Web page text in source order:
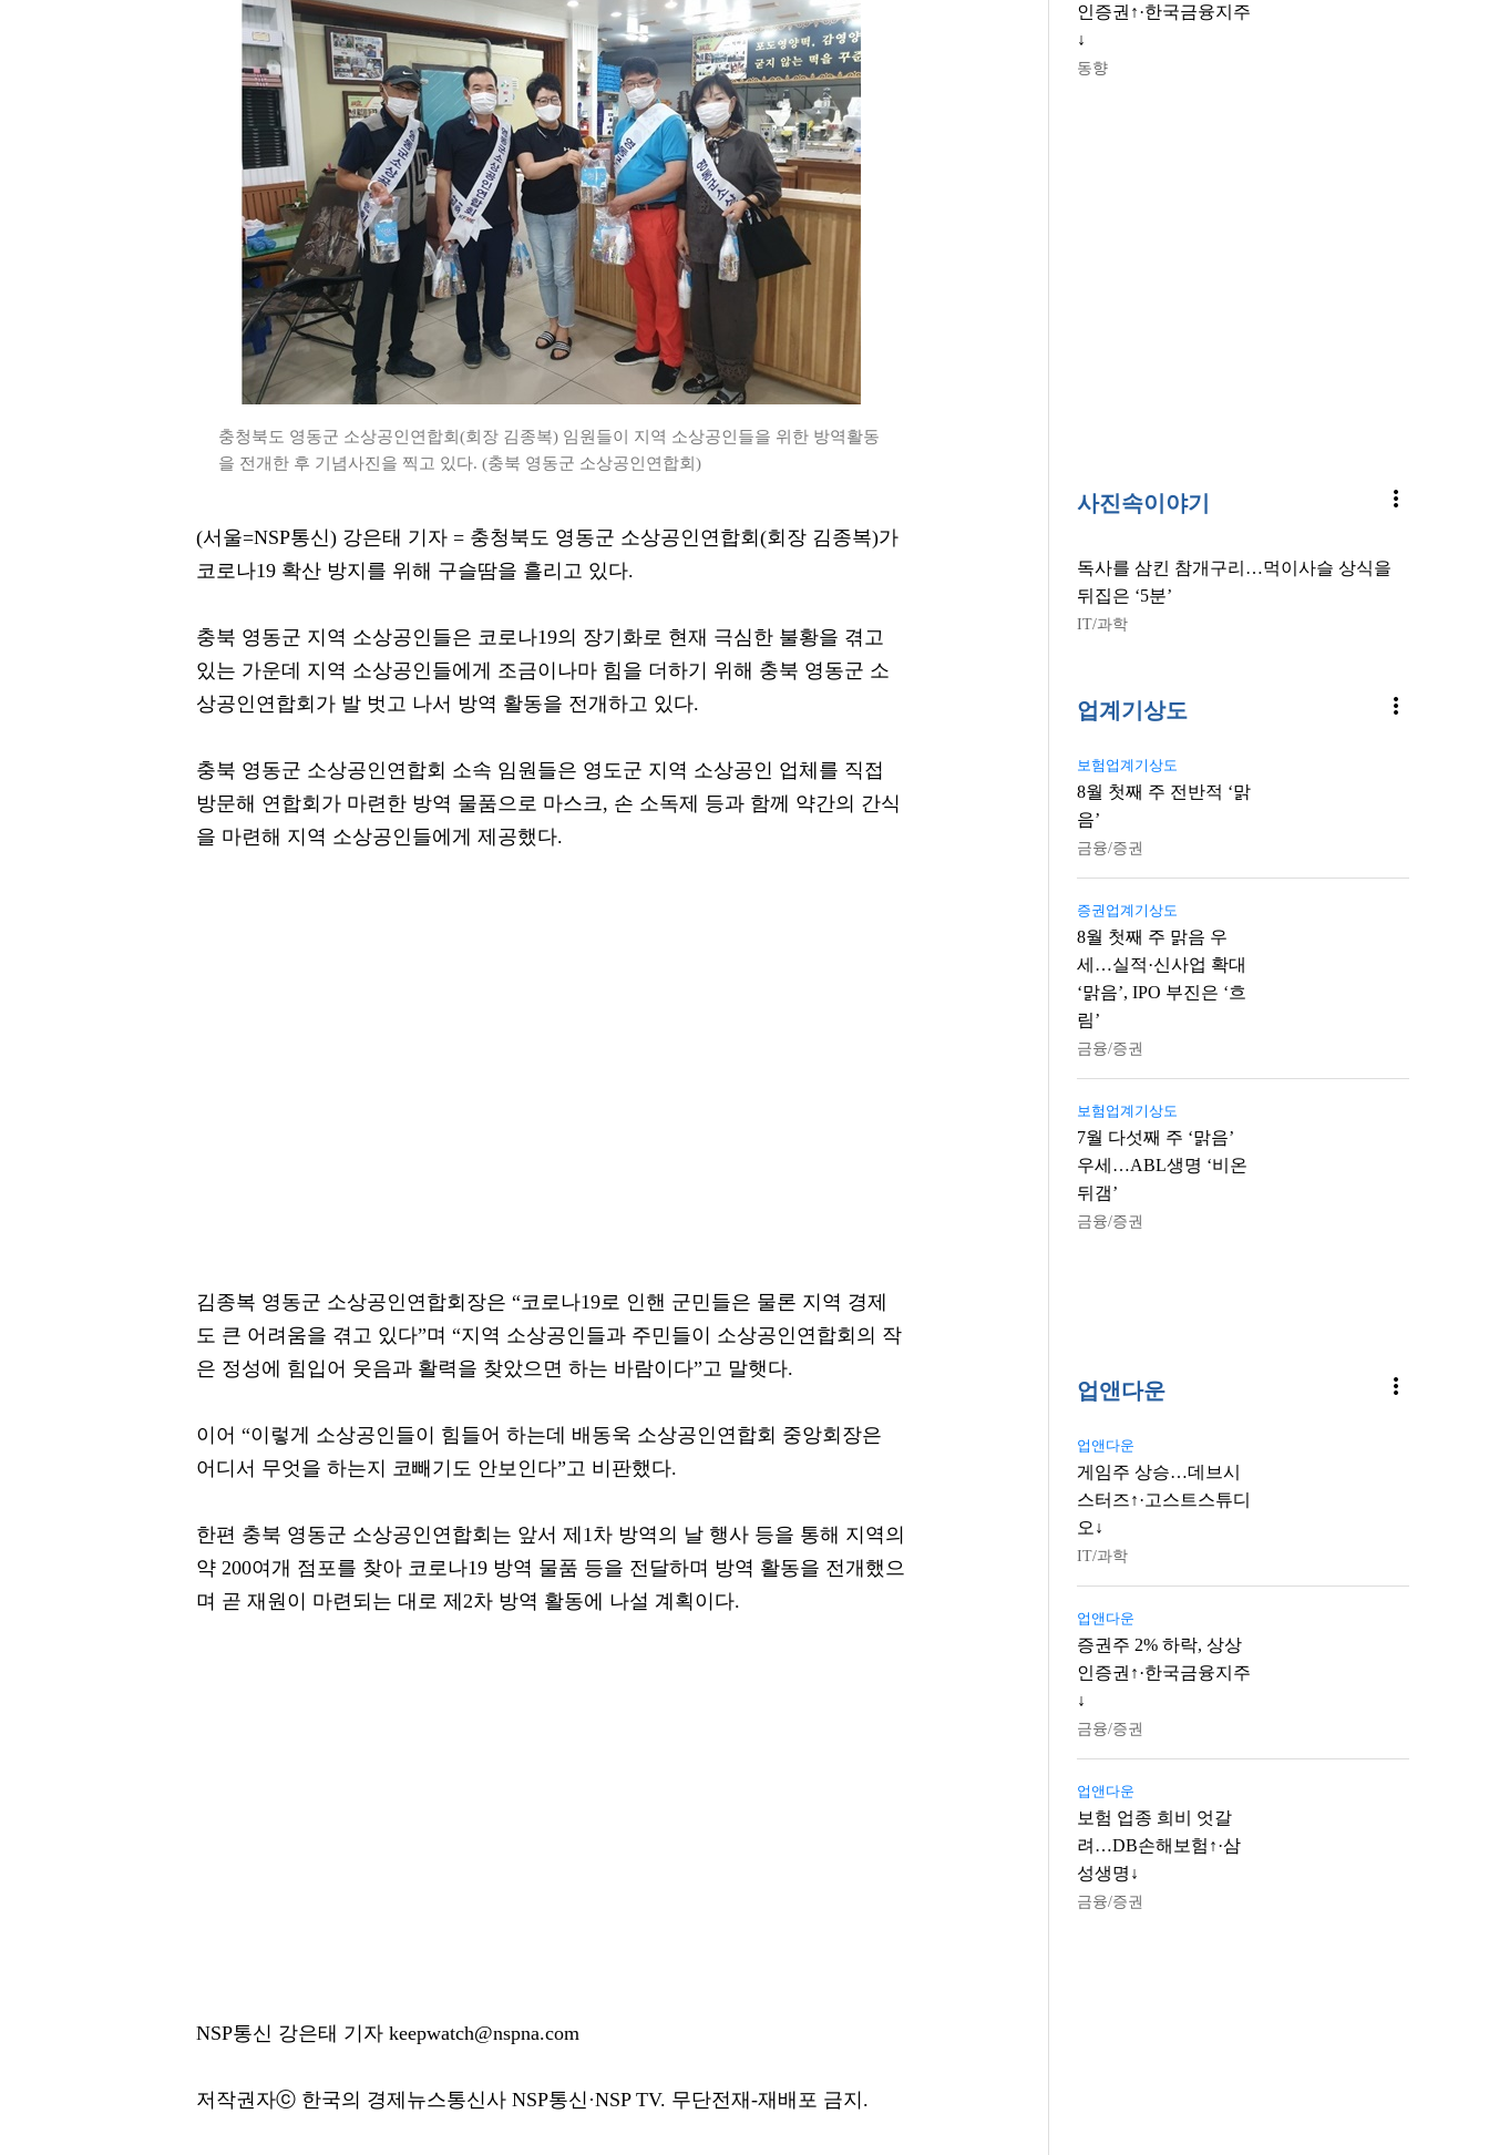
충청북도 영동군 소상공인연합회(회장 김종복) 임원들이 지역 소상공인들을 위한 방역활동
을 전개한 후 기념사진을 찍고 있다. (충북 영동군 소상공인연합회)
(서울=NSP통신) 강은태 기자 = 충청북도 영동군 소상공인연합회(회장 김종복)가
코로나19 확산 방지를 위해 구슬땀을 흘리고 있다.
충북 영동군 지역 소상공인들은 코로나19의 장기화로 현재 극심한 불황을 겪고
있는 가운데 지역 소상공인들에게 조금이나마 힘을 더하기 위해 충북 영동군 소
상공인연합회가 발 벗고 나서 방역 활동을 전개하고 있다.
충북 영동군 소상공인연합회 소속 임원들은 영도군 지역 소상공인 업체를 직접
방문해 연합회가 마련한 방역 물품으로 마스크, 손 소독제 등과 함께 약간의 간식
을 마련해 지역 소상공인들에게 제공했다.
김종복 영동군 소상공인연합회장은 “코로나19로 인핸 군민들은 물론 지역 경제
도 큰 어려움을 겪고 있다”며 “지역 소상공인들과 주민들이 소상공인연합회의 작
은 정성에 힘입어 웃음과 활력을 찾았으면 하는 바람이다”고 말햇다.
이어 “이렇게 소상공인들이 힘들어 하는데 배동욱 소상공인연합회 중앙회장은
어디서 무엇을 하는지 코빼기도 안보인다”고 비판했다.
한편 충북 영동군 소상공인연합회는 앞서 제1차 방역의 날 행사 등을 통해 지역의
약 200여개 점포를 찾아 코로나19 방역 물품 등을 전달하며 방역 활동을 전개했으
며 곧 재원이 마련되는 대로 제2차 방역 활동에 나설 계획이다.
NSP통신 강은태 기자 keepwatch@nspna.com
저작권자ⓒ 한국의 경제뉴스통신사 NSP통신·NSP TV. 무단전재-재배포 금지.
인증권↑·한국금융지주
↓
동향
사진속이야기 more_vert
독사를 삼킨 참개구리…먹이사슬 상식을
뒤집은 ‘5분’
IT/과학
업계기상도 more_vert
보험업계기상도
8월 첫째 주 전반적 ‘맑
음’
금융/증권
증권업계기상도
8월 첫째 주 맑음 우
세…실적·신사업 확대
‘맑음’, IPO 부진은 ‘흐
림’
금융/증권
보험업계기상도
7월 다섯째 주 ‘맑음’
우세…ABL생명 ‘비온
뒤갬’
금융/증권
업앤다운 more_vert
업앤다운
게임주 상승…데브시
스터즈↑·고스트스튜디
오↓
IT/과학
업앤다운
증권주 2% 하락, 상상
인증권↑·한국금융지주
↓
금융/증권
업앤다운
보험 업종 희비 엇갈
려…DB손해보험↑·삼
성생명↓
금융/증권